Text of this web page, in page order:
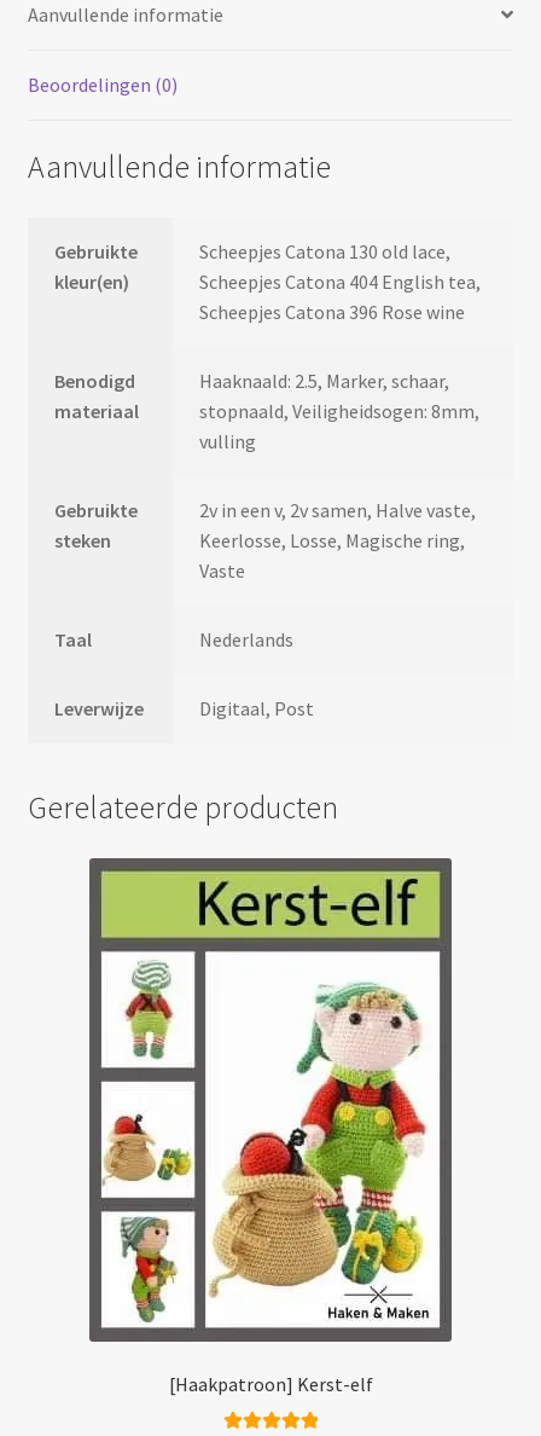
Aanvullende informatie
Beoordelingen (0)
Aanvullende informatie
Gebruikte
kleur(en)
Scheepjes Catona 130 old lace,
Scheepjes Catona 404 English tea,
Scheepjes Catona 396 Rose wine
Benodigd
materiaal
Haaknaald: 2.5, Marker, schaar,
stopnaald, Veiligheidsogen: 8mm,
vulling
Gebruikte
steken
2v in een v, 2v samen, Halve vaste,
Keerlosse, Losse, Magische ring,
Vaste
Taal Nederlands
Leverwijze Digitaal, Post
Gerelateerde producten
[Haakpatroon] Kerst-elf